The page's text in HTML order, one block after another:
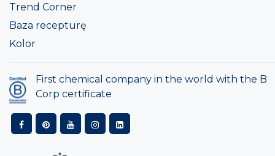
Trend Corner
Baza recepturę
Kolor
First chemical company in the world with the B
Corp certificate